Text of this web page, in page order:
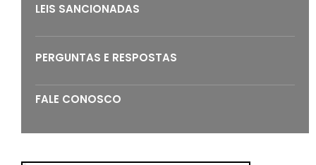
LEIS SANCIONADAS
PERGUNTAS E RESPOSTAS
FALE CONOSCO